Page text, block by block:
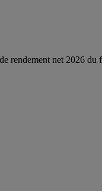
net 2026